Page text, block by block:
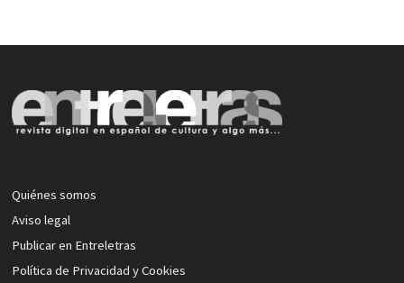
Quiénes somos
Aviso legal
Publicar en Entreletras
Política de Privacidad y Cookies